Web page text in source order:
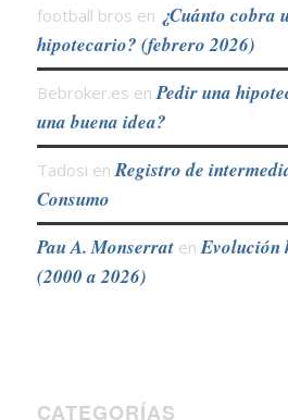
football bros en ¿Cuánto cobra
hipotecario? (febrero 2026)
Bebroker.es en Pedir una
una buena idea?
Tadosi en Registro de
Consumo
Pau A. Monserraten Evolución
(2000 a 2026)
CATEGORÍAS